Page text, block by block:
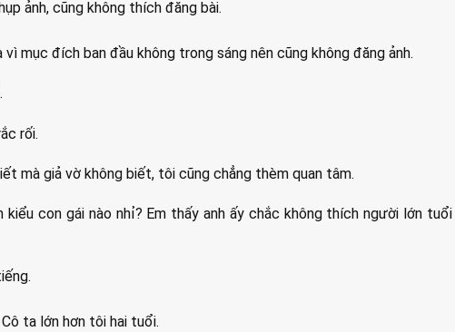
ảnh, cũng không thích đăng bài.
vì mục đích ban đầu không trong sáng nên cũng không đăng ảnh.
rối.
mà giả vờ không biết, tôi cũng chẳng thèm quan tâm.
kiểu con gái nào nhỉ? Em thấy anh ấy chắc không thích người lớn tuổi
ta lớn hơn tôi hai tuổi.